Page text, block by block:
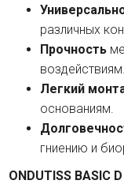
различных
Прочность
воздействиям.
Легкий
основаниям.
гниению и
ONDUTISS BASIC